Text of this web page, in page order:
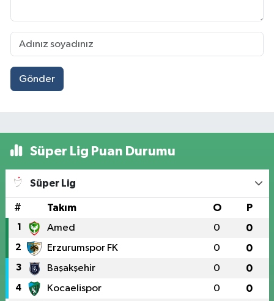
Gönder
Süper Lig Puan Durumu
Süper Lig
# Takım O P
1 Amed 0 0
2 Erzurumspor FK 0 0
3 Başakşehir 0 0
4 Kocaelispor 0 0